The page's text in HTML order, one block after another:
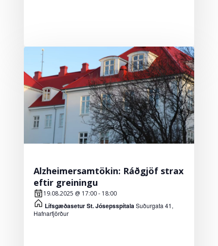
Alzheimersamtökin: Ráðgjöf strax
eftir greiningu
19.08.2025 @ 17:00- 18:00
Lífsgæðasetur St. JósepsspítalaSuðurgata 41,
Hafnarfjörður